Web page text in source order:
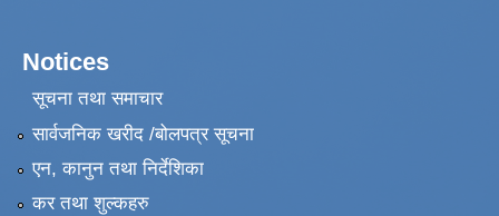
Notices
सूचना तथा समाचार
सार्वजनिक खरीद /बोलपत्र सूचना
एन, कानुन तथा निर्देशिका
कर तथा शुल्कहरु